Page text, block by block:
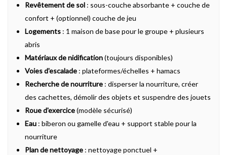
Revêtement de sol : sous-couche absorbante + couche de
confort + (optionnel) couche de jeu
Logements : 1 maison de base pour le groupe + plusieurs
abris
Matériaux de nidification(toujours disponibles)
Voies d'escalade : plateformes/échelles + hamacs
Recherche de nourriture : disperser la nourriture, créer
des cachettes, démolir des objets et suspendre des jouets
Roue d'exercice(modèle sécurisé)
Eau : biberon ou gamelle d'eau + support stable pour la
nourriture
Plan de nettoyage : nettoyage ponctuel +